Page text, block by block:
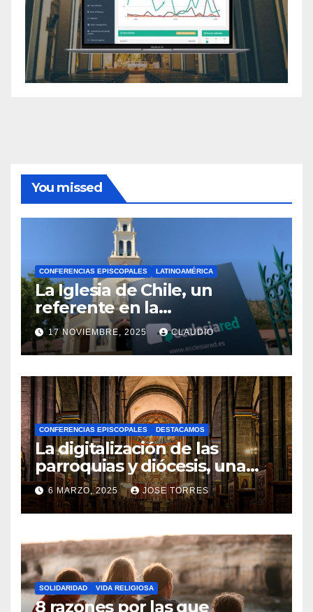
You missed
CONFERENCIAS EPISCOPALES LATINOAMÉRICA
La Iglesia de Chile, un
referente en la
transformación digital
gracias a Ecclesiared
17 NOVIEMBRE, 2025 CLAUDIO
N
O
H
A
Y
C
O
M
N
T
A
R
CONFERENCIAS EPISCOPALES DESTACAMOS
La digitalización de las
parroquias y diócesis, una
realidad ya para el futuro de
la Iglesia
6 MARZO, 2025 JOSE TORRES
N
O
H
A
Y
SOLIDARIDAD VIDA RELIGIOSA
8 razones por las que